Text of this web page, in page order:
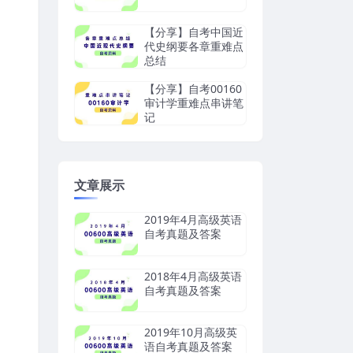
【分享】自考中国近
代史纲要各章重难点
总结
【分享】自考00160
审计学重难点串讲笔
记
文章展示
2019年4月高级英语
自考真题及答案
2018年4月高级英语
自考真题及答案
2019年10月高级英
语自考真题及答案